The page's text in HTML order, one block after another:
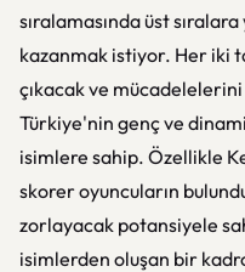
sıralamasında üst
kazanmak istiyor. Her iki
çıkacak ve
Türkiye'nin genç ve
isimlere sahip. Özellikle
skorer oyuncuların
zorlayacak potansiyele
isimlerden oluşan bir